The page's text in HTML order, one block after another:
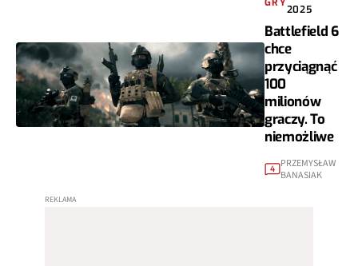
2025
Battlefield 6
chce
przyciągnąć
100
milionów
graczy. To
niemożliwe
4
PRZEMYSŁAW
BANASIAK